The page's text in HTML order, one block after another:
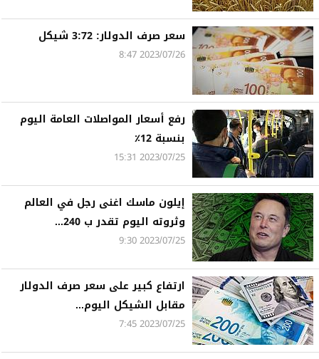
سعر صرف الدولار: 3:72 شيكل
2023/07/26 8:47
رفع أسعار المواصلات العامة اليوم
بنسبة 12٪
2023/07/25 15:31
إيلون ماسك اغنى رجل في العالم
وثروته اليوم تقدر ب 240...
2023/07/25 9:30
ارتفاع كبير على سعر صرف الدولار
مقابل الشيكل اليوم...
2023/07/25 7:45